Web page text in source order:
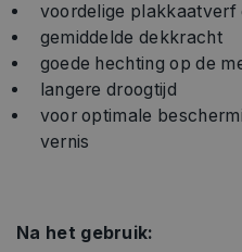
voordelige plakkaatverf
gemiddelde dekkracht
goede hechting op de
langere droogtijd
voor optimale
vernis
Na het gebruik: